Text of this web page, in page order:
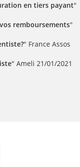
en tiers payant"
remboursements"
" France Assos
" Ameli 21/01/2021